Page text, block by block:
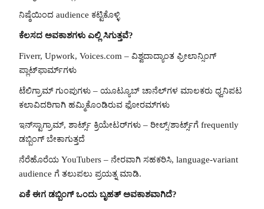
ನಿಷ್ಠೆಯಿಂದ audience ಕಟ್ಟಿಕೊಳ್ಳಿ
ಕೆಲಸದ ಅವಕಾಶಗಳು ಎಲ್ಲಿ ಸಿಗುತ್ತವೆ?
Fiverr, Upwork, Voices.com – ವಿಶ್ವದಾದ್ಯಾಂತ ಫ್ರೀಲಾನ್ಸಿಂಗ್
ಪ್ಲಾಟ್‌ಫಾರ್ಮ್‌ಗಳು
ಟೆಲಿಗ್ರಾಮ್ ಗುಂಪುಗಳು – ಯೂಟ್ಯೂಬ್ ಚಾನೆಲ್‌ಗಳ ಮಾಲಕರು ಧ್ವನಿಪಟ
ಕಲಾವಿದರಿಗಾಗಿ ಹಮ್ಮಿಕೊಂಡಿರುವ ಫೋರಮ್‌ಗಳು
ಇನ್‌ಸ್ಟಾಗ್ರಾಮ್, ಶಾರ್ಟ್ಸ್ ಕ್ರಿಯೇಟರ್‌ಗಳು – ರೀಲ್ಸ್/ಶಾರ್ಟ್ಸ್‌ಗೆ frequently
ಡಬ್ಬಿಂಗ್ ಬೇಕಾಗುತ್ತದೆ
ನೆರೆಹೊರೆಯ YouTubers – ನೇರವಾಗಿ ಸಹಕರಿಸಿ, language-variant
audience ಗೆ ತಲುಪಲು ಪ್ರಯತ್ನ ಮಾಡಿ.
ಏಕೆ ಈಗ ಡಬ್ಬಿಂಗ್ ಒಂದು ಬೃಹತ್ ಅವಕಾಶವಾಗಿದೆ?